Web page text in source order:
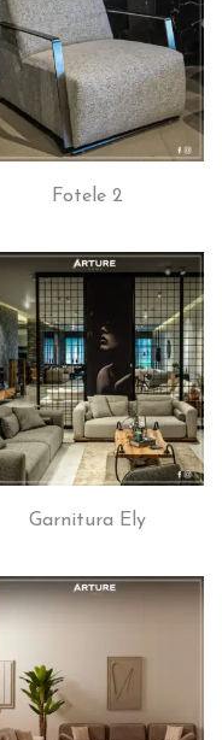
Fotele 2
Garnitura Ely